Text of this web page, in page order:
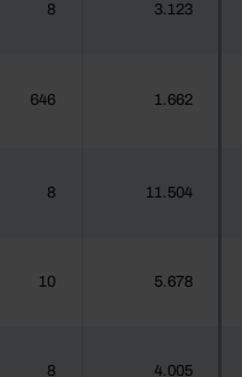
8 3.123
646 1.662
8 11.504
10 5.678
8 4.005